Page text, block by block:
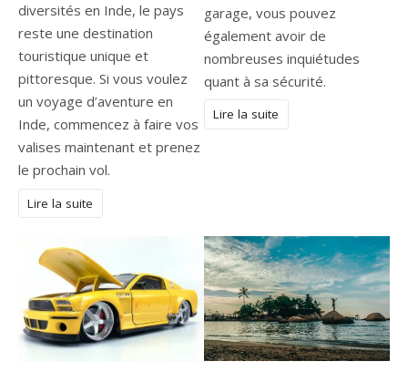
diversités en Inde, le pays
reste une destination
touristique unique et
pittoresque. Si vous voulez
un voyage d’aventure en
Inde, commencez à faire vos
valises maintenant et prenez
le prochain vol.
Lire la suite
garage, vous pouvez
également avoir de
nombreuses inquiétudes
quant à sa sécurité.
Lire la suite